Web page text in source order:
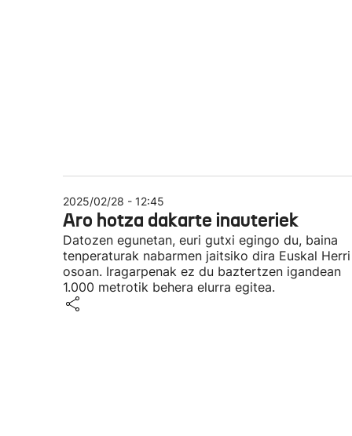
2025/02/28 - 12:45
Aro hotza dakarte inauteriek
Datozen egunetan, euri gutxi egingo du, baina
tenperaturak nabarmen jaitsiko dira Euskal Herri
osoan. Iragarpenak ez du baztertzen igandean
1.000 metrotik behera elurra egitea.